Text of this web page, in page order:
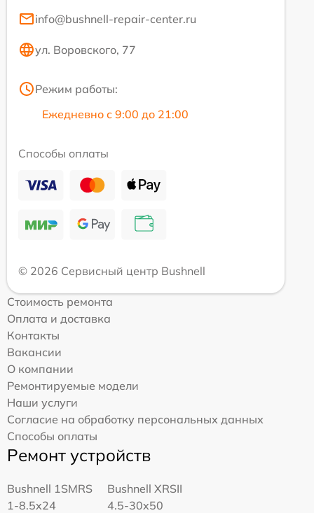
info@bushnell-repair-center.ru
ул. Воровского, 77
Режим работы:
Ежедневно с 9:00 до 21:00
Способы оплаты
© 2026 Сервисный центр Bushnell
Стоимость ремонта
Оплата и доставка
Контакты
Вакансии
О компании
Ремонтируемые модели
Наши услуги
Согласие на обработку персональных данных
Способы оплаты
Ремонт устройств
Bushnell 1SMRS
1-8.5x24
Bushnell XRSII
4.5-30x50